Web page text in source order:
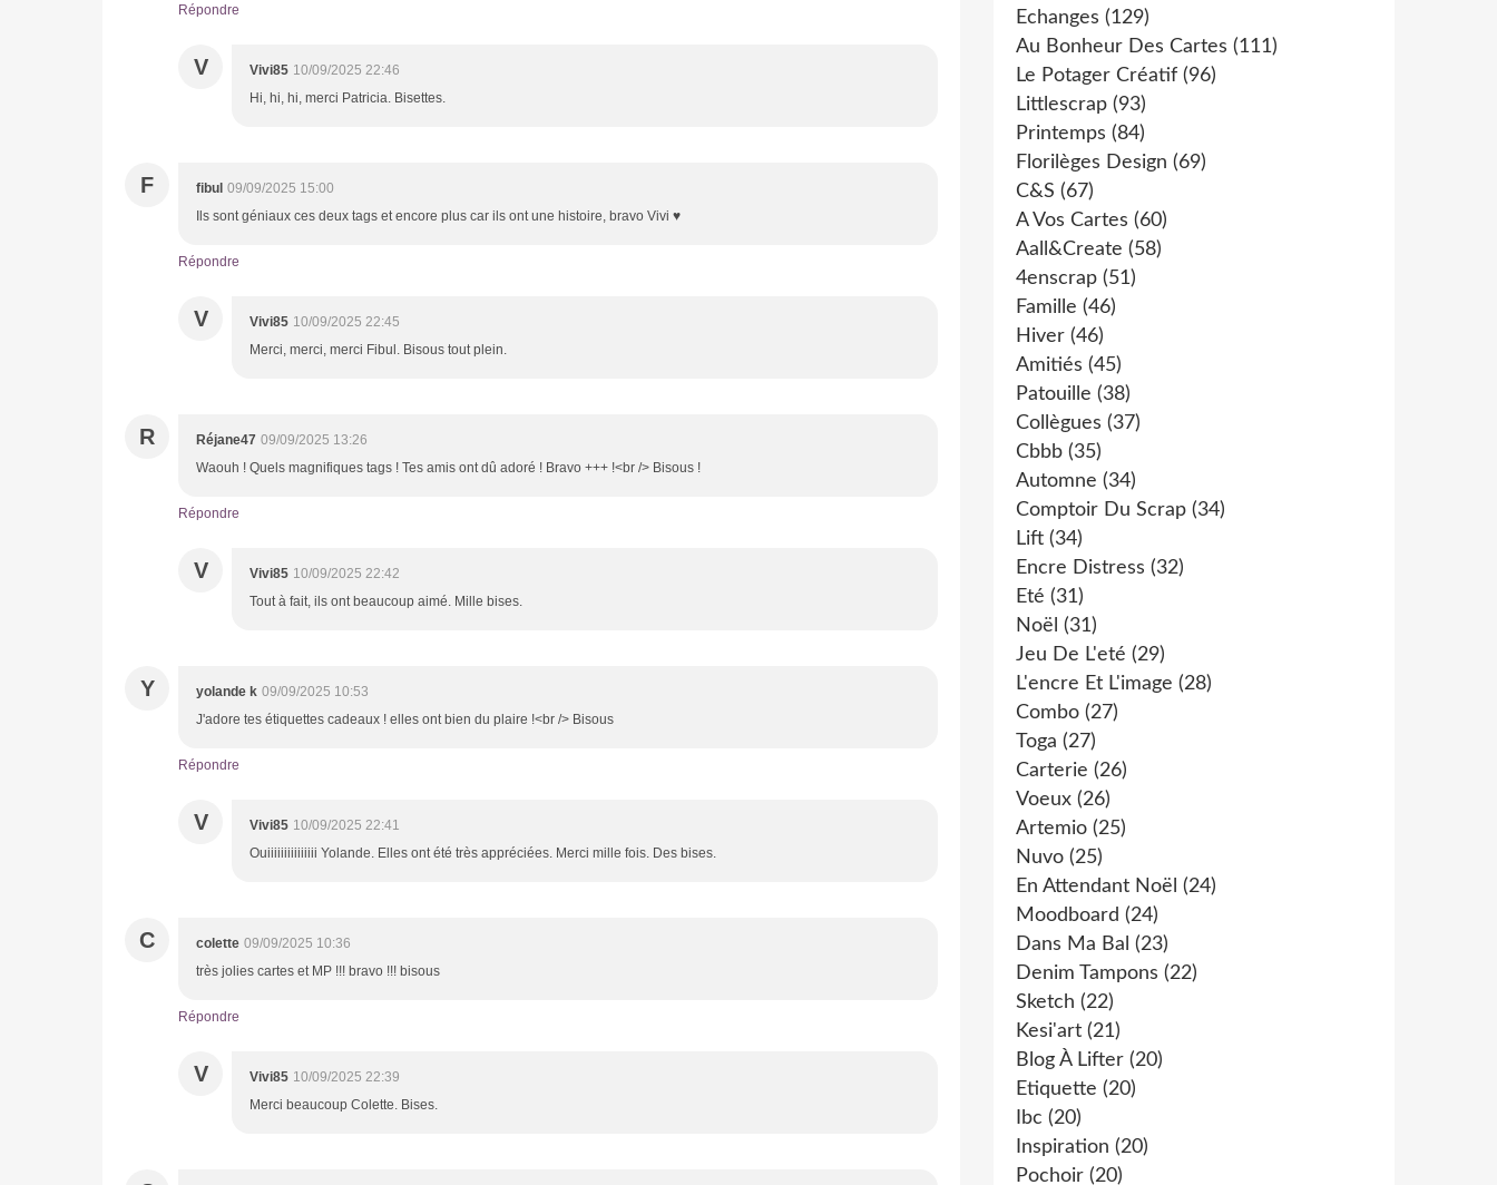
Répondre
V Vivi85 10/09/2025 22:46
Hi, hi, hi, merci Patricia. Bisettes.
F fibul 09/09/2025 15:00
Ils sont géniaux ces deux tags et encore plus car ils ont une histoire, bravo Vivi ♥
Répondre
V Vivi85 10/09/2025 22:45
Merci, merci, merci Fibul. Bisous tout plein.
R Réjane47 09/09/2025 13:26
Waouh ! Quels magnifiques tags ! Tes amis ont dû adoré ! Bravo +++ !<br /> Bisous !
Répondre
V Vivi85 10/09/2025 22:42
Tout à fait, ils ont beaucoup aimé. Mille bises.
Y yolande k 09/09/2025 10:53
J'adore tes étiquettes cadeaux ! elles ont bien du plaire !<br /> Bisous
Répondre
V Vivi85 10/09/2025 22:41
Ouiiiiiiiiiiiiiii Yolande. Elles ont été très appréciées. Merci mille fois. Des bises.
C colette 09/09/2025 10:36
très jolies cartes et MP !!! bravo !!! bisous
Répondre
V Vivi85 10/09/2025 22:39
Merci beaucoup Colette. Bises.
Echanges (129)
Au Bonheur Des Cartes (111)
Le Potager Créatif (96)
Littlescrap (93)
Printemps (84)
Florilèges Design (69)
C&s (67)
A Vos Cartes (60)
Aall&create (58)
4enscrap (51)
Famille (46)
Hiver (46)
Amitiés (45)
Patouille (38)
Collègues (37)
Cbbb (35)
Automne (34)
Comptoir Du Scrap (34)
Lift (34)
Encre Distress (32)
Eté (31)
Noël (31)
Jeu De L'eté (29)
L'encre Et L'image (28)
Combo (27)
Toga (27)
Carterie (26)
Voeux (26)
Artemio (25)
Nuvo (25)
En Attendant Noël (24)
Moodboard (24)
Dans Ma Bal (23)
Denim Tampons (22)
Sketch (22)
Kesi'art (21)
Blog À Lifter (20)
Etiquette (20)
Ibc (20)
Inspiration (20)
Pochoir (20)